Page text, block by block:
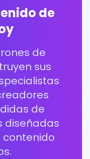
de
de
sus
de
diseñadas
contenido